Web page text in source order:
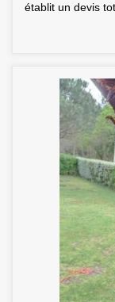
établit un devis